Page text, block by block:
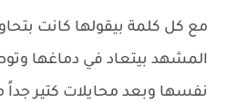
مع كل كلمة بيقولها كانت
المشهد بيتعاد في دماغها
نفسها وبعد محايلات كتير